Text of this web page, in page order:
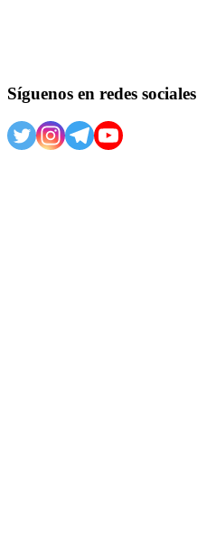
Síguenos en redes sociales